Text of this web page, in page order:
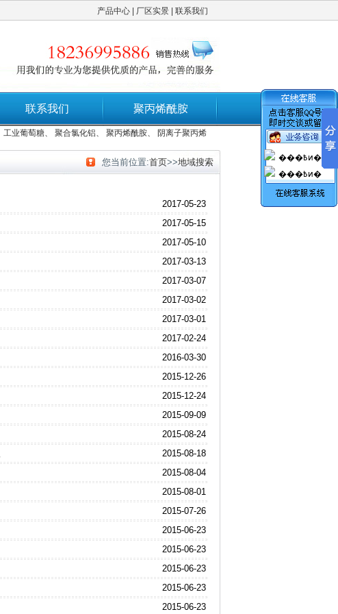
产品中心 厂区实景 联系我们
联系我们 聚丙烯酰胺
工业葡萄糖、 聚合氯化铝、 聚丙烯酰胺、 阴离子聚丙烯酰胺 阳离子聚丙烯酰胺、非离子聚
您当前位置:首页>>地域搜索
2017-05-23
2017-05-15
2017-05-10
2017-03-13
2017-03-07
2017-03-02
2017-03-01
2017-02-24
2016-03-30
2015-12-26
2015-12-24
2015-09-09
2015-08-24
2015-08-18
2015-08-04
2015-08-01
2015-07-26
2015-06-23
2015-06-23
2015-06-23
2015-06-23
2015-06-23
���߿ͷ�
���߿ͷ�